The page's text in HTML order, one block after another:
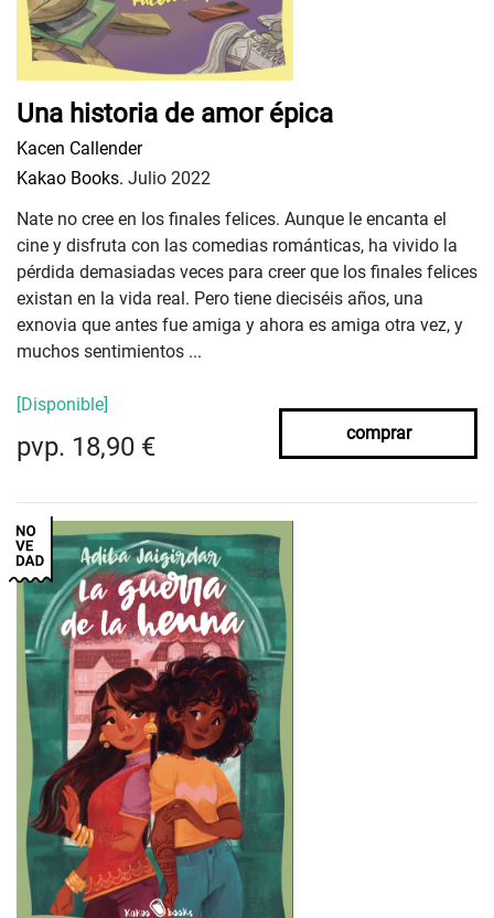
Una historia de amor épica
Kacen Callender
Kakao Books. Julio 2022
Nate no cree en los finales felices. Aunque le encanta el
cine y disfruta con las comedias románticas, ha vivido la
pérdida demasiadas veces para creer que los finales felices
existan en la vida real. Pero tiene dieciséis años, una
exnovia que antes fue amiga y ahora es amiga otra vez, y
muchos sentimientos ...
[Disponible]
pvp. 18,90 € comprar